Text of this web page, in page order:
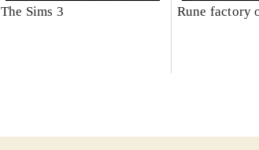
The Sims 3 Rune factory